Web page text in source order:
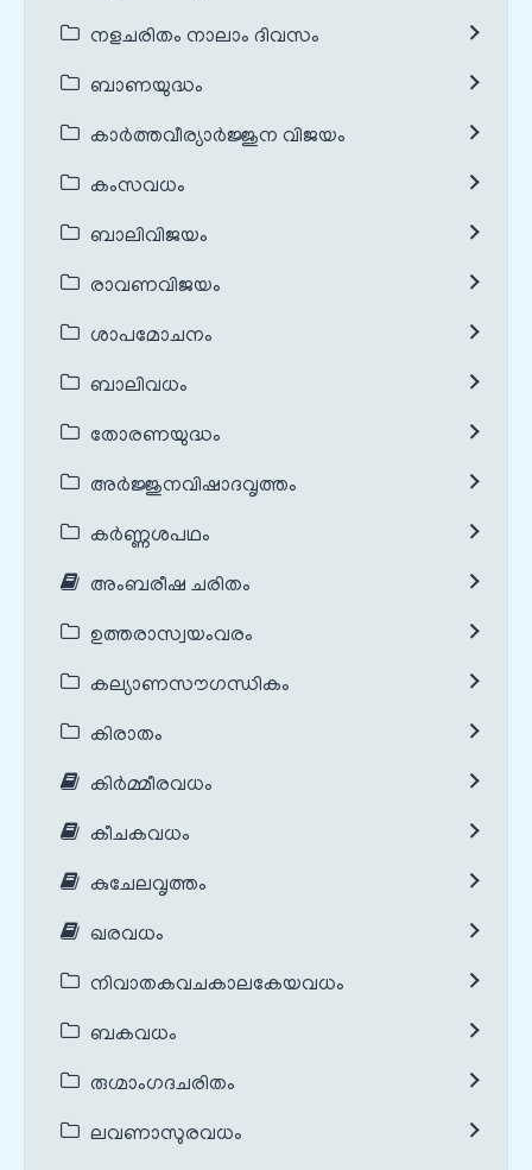
നളചരിതം നാലാം ദിവസം
ബാണയുദ്ധം
കാർത്തവീര്യാർജ്ജുന വിജയം
കംസവധം
ബാലിവിജയം
രാവണവിജയം
ശാപമോചനം
ബാലിവധം
തോരണയുദ്ധം
അർജ്ജുനവിഷാദവൃത്തം
കർണ്ണശപഥം
അംബരീഷ ചരിതം
ഉത്തരാസ്വയംവരം
കല്യാണസൗഗന്ധികം
കിരാതം
കിർമ്മീരവധം
കീചകവധം
കുചേലവൃത്തം
ഖരവധം
നിവാതകവചകാലകേയവധം
ബകവധം
രുഗ്മാംഗദചരിതം
ലവണാസുരവധം